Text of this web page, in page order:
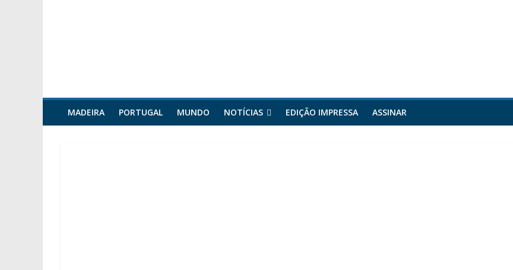
MADEIRA PORTUGAL MUNDO NOTÍCIAS EDIÇÃO IMPRESSA ASSINAR